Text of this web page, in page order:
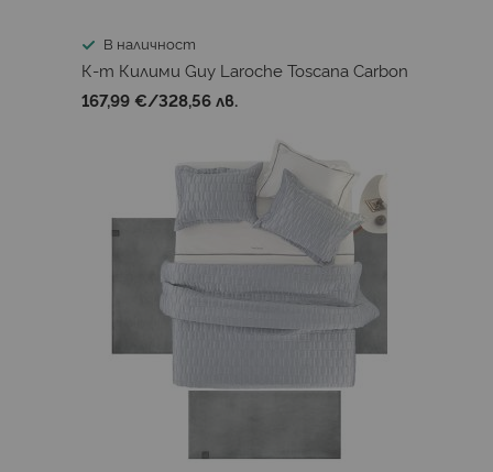
В наличност
К-т Килими Guy Laroche Toscana Carbon
167,99 €/328,56 лв.